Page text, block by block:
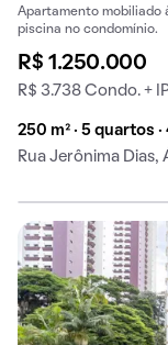
Apartamento mobiliado
piscina no condomínio.
R$ 1.250.000
R$ 3.738 Condo. +
250 m² · 5 quartos ·
Rua Jerônima Dias,